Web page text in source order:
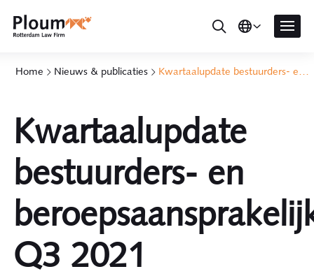
Home Nieuws & publicaties Kwartaalupdate bestuurders- en beroepsaansprakelijkheid Q3 2021
Kwartaalupdate
bestuurders- en
Q3 2021